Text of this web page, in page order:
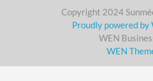
Copyright 2024
Proudly powered by
WEN
WEN